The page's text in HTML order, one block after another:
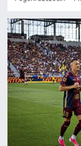
wskazał, na jakim
czego może po nich
09.08
7:21